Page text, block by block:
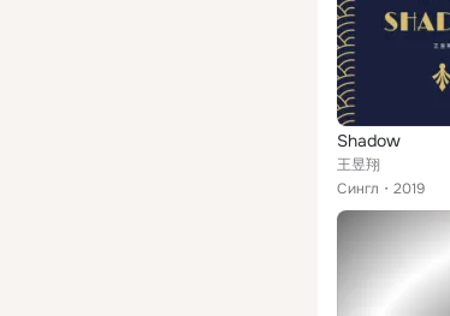
Shadow
王昱翔
Сингл
2019